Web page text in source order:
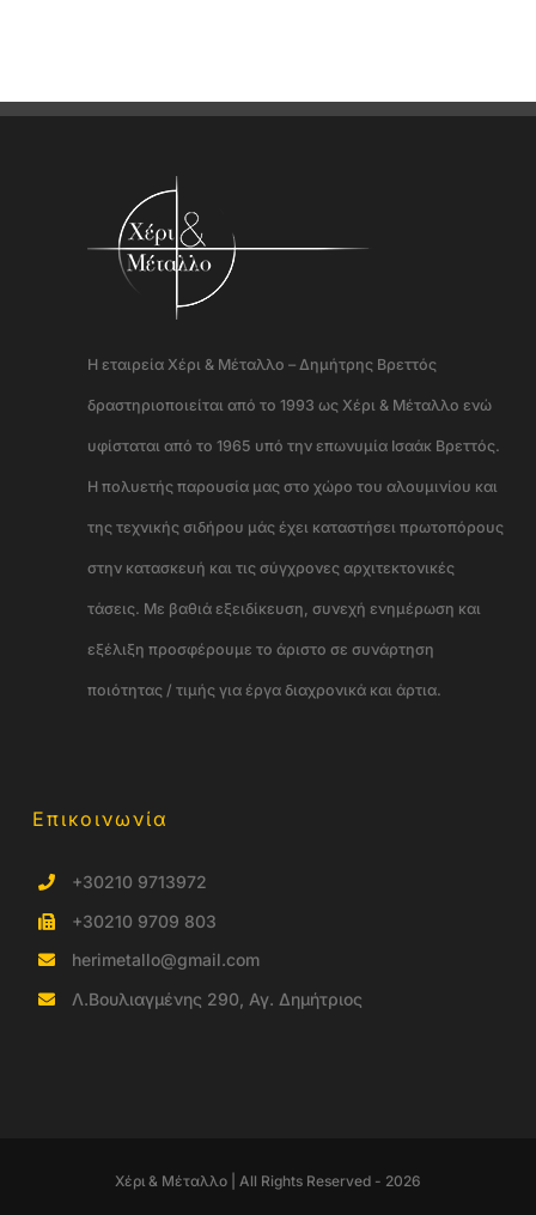
Η εταιρεία Χέρι & Μέταλλο – Δημήτρης Βρεττός
δραστηριοποιείται από το 1993 ως Χέρι & Μέταλλο ενώ
υφίσταται από το 1965 υπό την επωνυμία Ισαάκ Βρεττός.
Η πολυετής παρουσία μας στο χώρο του αλουμινίου και
της τεχνικής σιδήρου μάς έχει καταστήσει πρωτοπόρους
στην κατασκευή και τις σύγχρονες αρχιτεκτονικές
τάσεις. Με βαθιά εξειδίκευση, συνεχή ενημέρωση και
εξέλιξη προσφέρουμε το άριστο σε συνάρτηση
ποιότητας / τιμής για έργα διαχρονικά και άρτια.
Επικοινωνία
+30210 9713972
+30210 9709 803
herimetallo@gmail.com
Λ.Βουλιαγμένης 290, Αγ. Δημήτριος
Χέρι & Μέταλλο | All Rights Reserved - 2026